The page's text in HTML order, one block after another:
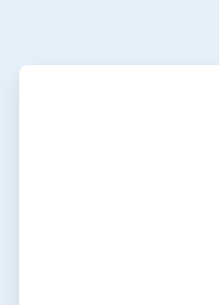
ArticleTile